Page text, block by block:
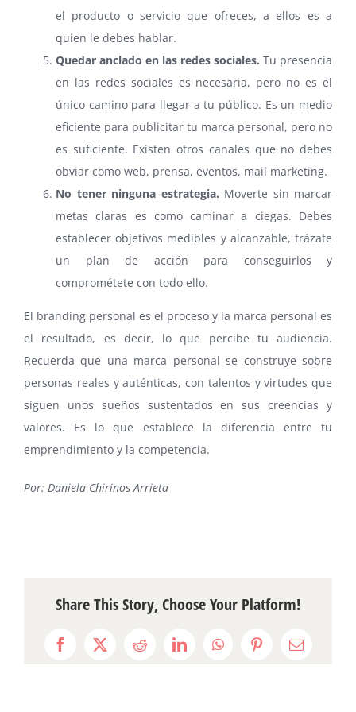
el producto o servicio que ofreces, a ellos es a
quien le debes hablar.
Quedar anclado en las redes sociales. Tu presencia
en las redes sociales es necesaria, pero no es el
único camino para llegar a tu público. Es un medio
eficiente para publicitar tu marca personal, pero no
es suficiente. Existen otros canales que no debes
obviar como web, prensa, eventos, mail marketing.
No tener ninguna estrategia. Moverte sin marcar
metas claras es como caminar a ciegas. Debes
establecer objetivos medibles y alcanzable, trázate
un plan de acción para conseguirlos y
comprométete con todo ello.
El branding personal es el proceso y la marca personal es
el resultado, es decir, lo que percibe tu audiencia.
Recuerda que una marca personal se construye sobre
personas reales y auténticas, con talentos y virtudes que
siguen unos sueños sustentados en sus creencias y
valores. Es lo que establece la diferencia entre tu
emprendimiento y la competencia.
Por: Daniela Chirinos Arrieta
Share This Story, Choose Your Platform!
Facebook
X RedditLinkedInWhatsAppPinterestEmail